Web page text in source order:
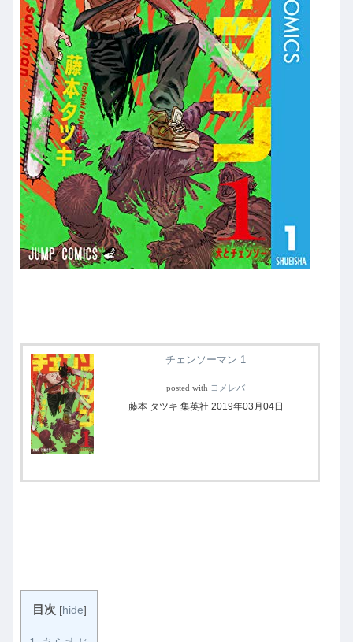
チェンソーマン 1
posted with ヨメレバ
藤本 タツキ 集英社 2019年03月04日
目次 [hide]